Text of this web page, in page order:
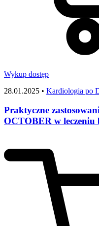
Wykup dostęp
28.01.2025 • Kardiologia po
Praktyczne
OCTOBER w